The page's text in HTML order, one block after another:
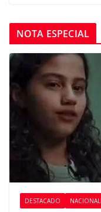
NOTA ESPECIAL
DESTACADO